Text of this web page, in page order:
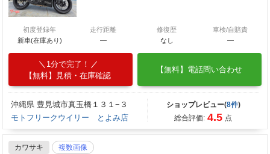
初度登録年
新車(在庫あり)
走行距離
―
修復歴
なし
車検/自賠責
―
1分で完了！
【無料】見積・在庫確認
【無料】電話問い合わせ
沖縄県 豊見城市真玉橋１３１−３
モトフリークウイリー とよみ店
ショップレビュー(8件)
総合評価: 4.5 点
カワサキ 複数画像